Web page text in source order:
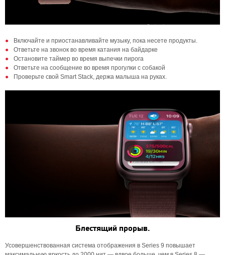
Включайте и приостанавливайте музыку, пока несете продукты.
Ответьте на звонок во время катания на байдарке
Остановите таймер во время выпечки пирога
Ответьте на сообщение во время прогулки с собакой
Проверьте свой Smart Stack, держа малыша на руках.
Блестящий прорыв.
Усовершенствованная система отображения в Series 9 повышает